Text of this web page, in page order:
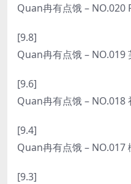
Quan冉有点饿 – NO.020
[9.8]
Quan冉有点饿 – NO.019
[9.6]
Quan冉有点饿 – NO.018
[9.4]
Quan冉有点饿 – NO.017
[9.3]